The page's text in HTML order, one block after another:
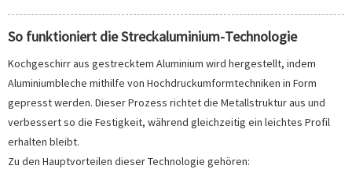
So funktioniert die Streckaluminium-Technologie
Kochgeschirr aus gestrecktem Aluminium wird hergestellt, indem
Aluminiumbleche mithilfe von Hochdruckumformtechniken in Form
gepresst werden. Dieser Prozess richtet die Metallstruktur aus und
verbessert so die Festigkeit, während gleichzeitig ein leichtes Profil
erhalten bleibt.
Zu den Hauptvorteilen dieser Technologie gehören: